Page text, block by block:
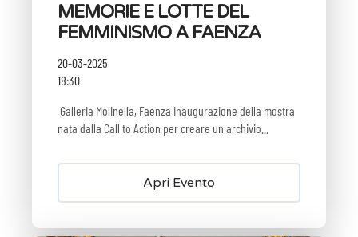
MEMORIE E LOTTE DEL
FEMMINISMO A FAENZA
20-03-2025
18:30
Galleria Molinella, Faenza Inaugurazione della mostra
nata dalla Call to Action per creare un archivio...
Apri Evento